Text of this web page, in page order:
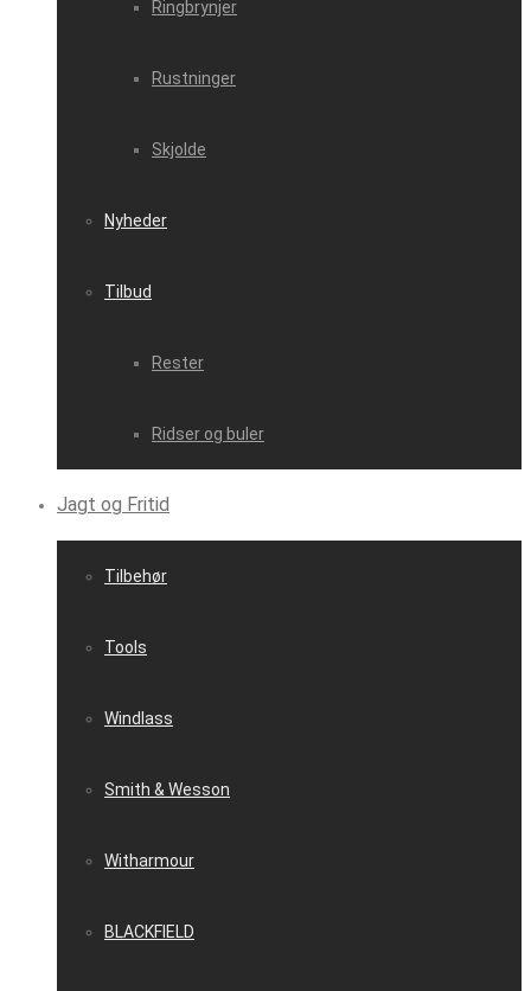
Ringbrynjer
Rustninger
Skjolde
Nyheder
Tilbud
Rester
Ridser og buler
Jagt og Fritid
Tilbehør
Tools
Windlass
Smith & Wesson
Witharmour
BLACKFIELD